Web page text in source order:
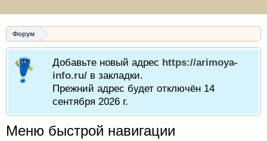
Форум
Добавьте новый адрес https://arimoya-
info.ru/ в закладки.
Прежний адрес будет отключён 14
сентября 2026 г.
Меню быстрой навигации